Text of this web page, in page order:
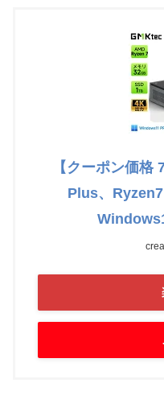
【クーポン価
Plus、Ryzen7